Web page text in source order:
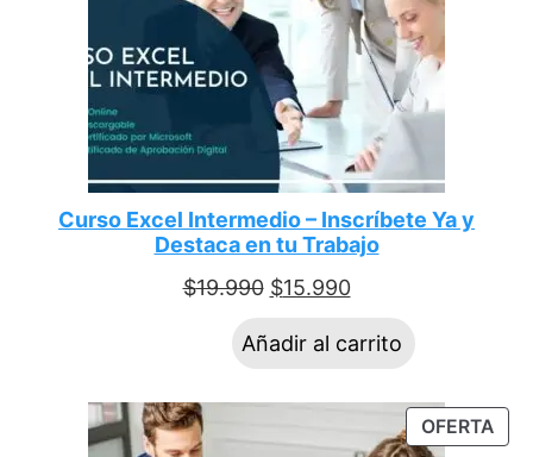
Curso Excel Intermedio – Inscríbete Ya y
Destaca en tu Trabajo
$19.990 $15.990
Añadir al carrito
OFERTA